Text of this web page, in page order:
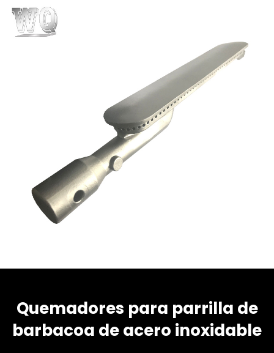
Quemadores para parrilla de
barbacoa de acero inoxidable